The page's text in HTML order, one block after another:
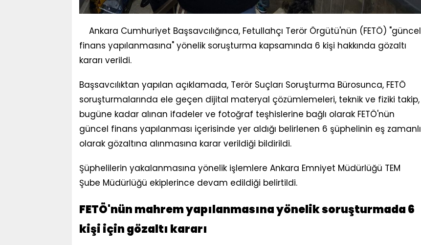
Ankara Cumhuriyet Başsavcılığınca, Fetullahçı Terör Örgütü'nün (FETÖ) "güncel
finans yapılanmasına" yönelik soruşturma kapsamında 6 kişi hakkında gözaltı
kararı verildi.
Başsavcılıktan yapılan açıklamada, Terör Suçları Soruşturma Bürosunca, FETÖ
soruşturmalarında ele geçen dijital materyal çözümlemeleri, teknik ve fiziki takip,
bugüne kadar alınan ifadeler ve fotoğraf teşhislerine bağlı olarak FETÖ'nün
güncel finans yapılanması içerisinde yer aldığı belirlenen 6 şüphelinin eş zamanlı
olarak gözaltına alınmasına karar verildiği bildirildi.
Şüphelilerin yakalanmasına yönelik işlemlere Ankara Emniyet Müdürlüğü TEM
Şube Müdürlüğü ekiplerince devam edildiği belirtildi.
FETÖ'nün mahrem yapılanmasına yönelik soruşturmada 6
kişi için gözaltı kararı